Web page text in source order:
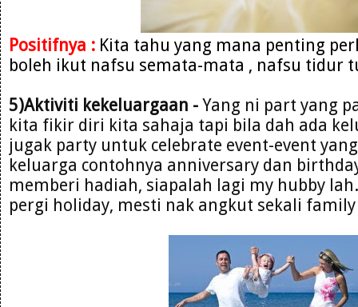
Positifnya : Kita tahu yang mana penting
boleh ikut nafsu semata-mata , nafsu tidur
5)Aktiviti kekeluargaan - Yang ni part yang
kita fikir diri kita sahaja tapi bila dah ada
jugak party untuk celebrate event-event
keluarga contohnya anniversary dan
memberi hadiah, siapalah lagi my hubby
pergi holiday, mesti nak angkut sekali